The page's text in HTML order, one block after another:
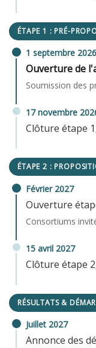
ÉTAPE 1 : PRÉ-
1 septembre 2026
Ouverture de
Soumission des
17 novembre
Clôture étape
ÉTAPE 2 :
Février 2027
Ouverture
Consortiums
15 avril 2027
Clôture étape
RÉSULTATS &
Juillet 2027
Annonce des